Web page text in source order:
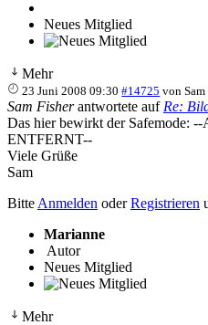
Neues Mitglied
Mehr
23 Juni 2008 09:30 #14725 von
Sam Fisherantwortete auf Re:
Das hier bewirkt der Safemode:
ENTFERNT--
Viele Grüße
Sam
Bitte Anmelden oderRegistrieren
Marianne
Autor
Neues Mitglied
Mehr